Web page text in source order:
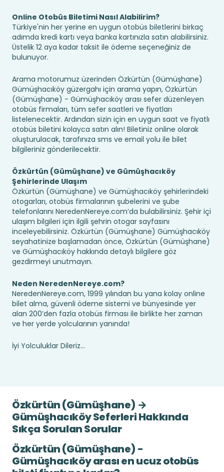
Online Otobüs Biletimi Nasıl Alabilirim?
Türkiye'nin her yerine en uygun otobüs biletlerini birkaç
adımda kredi kartı veya banka kartınızla satın alabilirsiniz.
Üstelik 12 aya kadar taksit ile ödeme seçeneğiniz de
bulunuyor.
Arama motorumuz üzerinden Özkürtün (Gümüşhane)
Gümüşhacıköy güzergahı için arama yapın, Özkürtün
(Gümüşhane) - Gümüşhacıköy arası sefer düzenleyen
otobüs firmaları, tüm sefer saatleri ve fiyatları
listelenecektir. Ardından sizin için en uygun saat ve fiyatlı
otobüs biletini kolayca satın alın! Biletiniz online olarak
oluşturulacak, tarafınıza sms ve email yolu ile bilet
bilgileriniz gönderilecektir.
Özkürtün (Gümüşhane) ve Gümüşhacıköy
Şehirlerinde Ulaşım
Özkürtün (Gümüşhane) ve Gümüşhacıköy şehirlerindeki
otogarları, otobüs firmalarının şubelerini ve şube
telefonlarını NeredenNereye.com’da bulabilirsiniz. Şehir içi
ulaşım bilgileri için ilgili şehrin otogar sayfasını
inceleyebilirsiniz. Özkürtün (Gümüşhane) Gümüşhacıköy
seyahatinize başlamadan önce, Özkürtün (Gümüşhane)
ve Gümüşhacıköy hakkında detaylı bilgilere göz
gezdirmeyi unutmayın.
Neden NeredenNereye.com?
NeredenNereye.com, 1999 yılından bu yana kolay online
bilet alma, güvenli ödeme sistemi ve bünyesinde yer
alan 200’den fazla otobüs firması ile birlikte her zaman
ve her yerde yolcularının yanında!
İyi Yolculuklar Dileriz...
Özkürtün (Gümüşhane) →
Gümüşhacıköy Seferleri Hakkında
Sıkça Sorulan Sorular
Özkürtün (Gümüşhane) -
Gümüşhacıköy arası en ucuz otobüs